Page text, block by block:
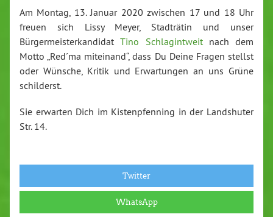
Am Montag, 13. Januar 2020 zwischen 17 und 18 Uhr
freuen sich Lissy Meyer, Stadträtin und unser
BürgermeisterkandidatTino Schlagintweitnach dem
Motto „Red´ma miteinand“, dass Du Deine Fragen stellst
oder Wünsche, Kritik und Erwartungen an uns Grüne
schilderst.
Sie erwarten Dich im Kistenpfenning in der Landshuter
Str. 14.
Twitter
WhatsApp